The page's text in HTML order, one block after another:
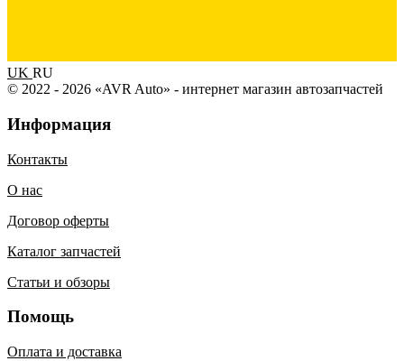
UK RU
© 2022 - 2026 «AVR Auto» - интернет магазин автозапчастей
Информация
Контакты
О нас
Договор оферты
Каталог запчастей
Статьи и обзоры
Помощь
Оплата и доставка